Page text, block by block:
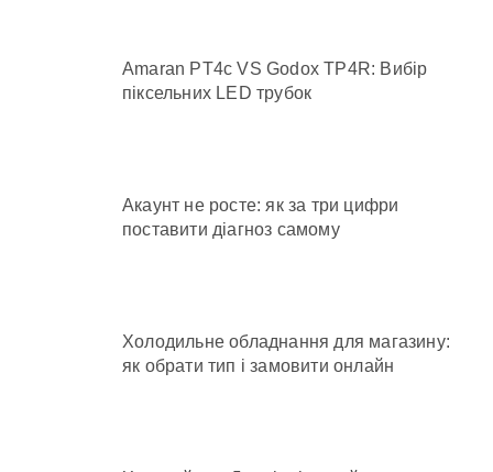
Amaran PT4c VS Godox TP4R: Вибір
піксельних LED трубок
Акаунт не росте: як за три цифри
поставити діагноз самому
Холодильне обладнання для магазину:
як обрати тип і замовити онлайн